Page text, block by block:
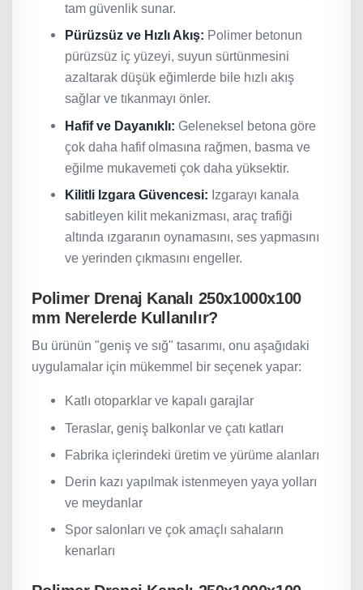
tam güvenlik sunar.
Pürüzsüz ve Hızlı Akış: Polimer betonun
pürüzsüz iç yüzeyi, suyun sürtünmesini
azaltarak düşük eğimlerde bile hızlı akış
sağlar ve tıkanmayı önler.
Hafif ve Dayanıklı: Geleneksel betona göre
çok daha hafif olmasına rağmen, basma ve
eğilme mukavemeti çok daha yüksektir.
Kilitli Izgara Güvencesi: Izgarayı kanala
sabitleyen kilit mekanizması, araç trafiği
altında ızgaranın oynamasını, ses yapmasını
ve yerinden çıkmasını engeller.
Polimer Drenaj Kanalı 250x1000x100
mm Nerelerde Kullanılır?
Bu ürünün "geniş ve sığ" tasarımı, onu aşağıdaki
uygulamalar için mükemmel bir seçenek yapar:
Katlı otoparklar ve kapalı garajlar
Teraslar, geniş balkonlar ve çatı katları
Fabrika içlerindeki üretim ve yürüme alanları
Derin kazı yapılmak istenmeyen yaya yolları
ve meydanlar
Spor salonları ve çok amaçlı sahaların
kenarları